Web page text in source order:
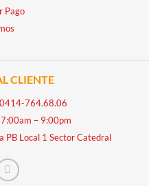
Pago
CLIENTE
0414-764.68.06
– 9:00pm
PB Local 1 Sector Catedral